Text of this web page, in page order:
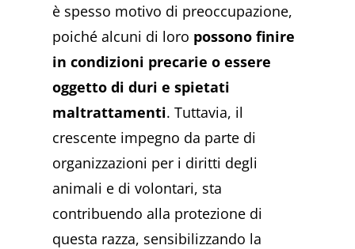
è spesso motivo di preoccupazione,
poiché alcuni di loro possono finire
in condizioni precarie o essere
oggetto di duri e spietati
maltrattamenti. Tuttavia, il
crescente impegno da parte di
organizzazioni per i diritti degli
animali e di volontari, sta
contribuendo alla protezione di
questa razza, sensibilizzando la